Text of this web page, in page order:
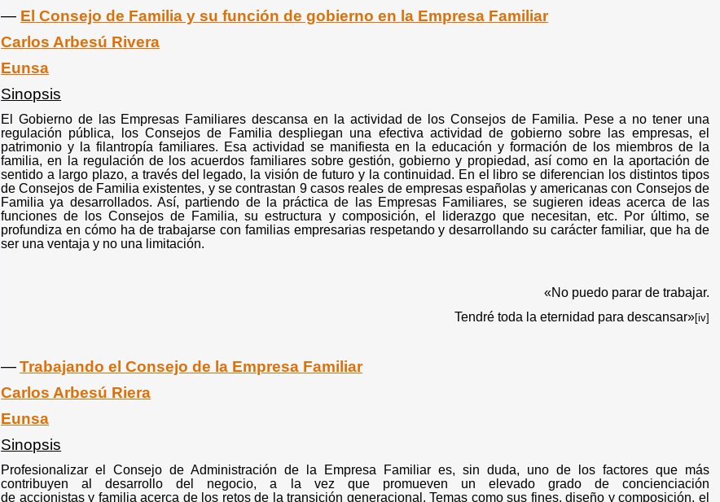
― El Consejo de Familia y su función de gobierno en la Empresa Familiar
Carlos Arbesú Rivera
Eunsa
Sinopsis
El Gobierno de las Empresas Familiares descansa en la actividad de los Consejos de Familia. Pese a no tener una
regulación pública, los Consejos de Familia despliegan una efectiva actividad de gobierno sobre las empresas, el
patrimonio y la filantropía familiares. Esa actividad se manifiesta en la educación y formación de los miembros de la
familia, en la regulación de los acuerdos familiares sobre gestión, gobierno y propiedad, así como en la aportación de
sentido a largo plazo, a través del legado, la visión de futuro y la continuidad. En el libro se diferencian los distintos tipos
de Consejos de Familia existentes, y se contrastan 9 casos reales de empresas españolas y americanas con Consejos de
Familia ya desarrollados. Así, partiendo de la práctica de las Empresas Familiares, se sugieren ideas acerca de las
funciones de los Consejos de Familia, su estructura y composición, el liderazgo que necesitan, etc. Por último, se
profundiza en cómo ha de trabajarse con familias empresarias respetando y desarrollando su carácter familiar, que ha de
ser una ventaja y no una limitación.
«No puedo parar de trabajar.
Tendré toda la eternidad para descansar»[iv]
―Trabajando el Consejo de la Empresa Familiar
Carlos Arbesú Riera
Eunsa
Sinopsis
Profesionalizar el Consejo de Administración de la Empresa Familiar es, sin duda, uno de los factores que más
contribuyen al desarrollo del negocio, a la vez que promueven un elevado grado de concienciación
de accionistas y familia acerca de los retos de la transición generacional. Temas como sus fines, diseño y composición, el